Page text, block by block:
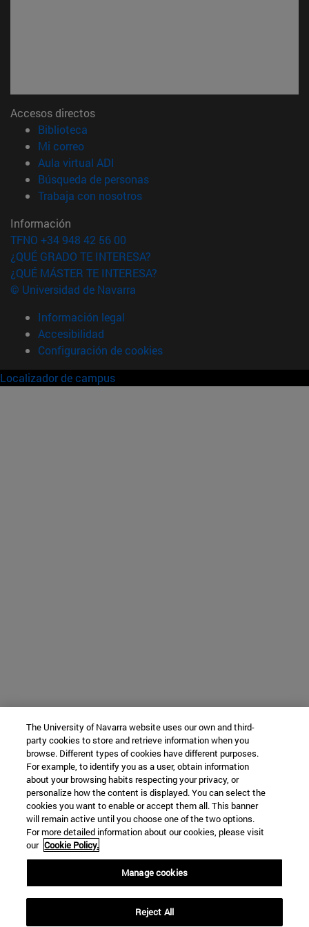
Accesos directos
Biblioteca
Mi correo(abre en nueva ventana)
Aula virtual ADI
Búsqueda de personas(abre en nueva ventana)
Trabaja con nosotros(abre en nueva ventana)
Información
TFNO +34 948 42 56 00
¿QUÉ GRADO TE INTERESA?
¿QUÉ MÁSTER TE INTERESA?
© Universidad de Navarra
Información legal
Accesibilidad
Configuración de cookies
Localizador de campus
The University of Navarra website uses our own and third-
party cookies to store and retrieve information when you
browse. Different types of cookies have different purposes.
For example, to identify you as a user, obtain information
about your browsing habits respecting your privacy, or
personalize how the content is displayed. You can select the
cookies you want to enable or accept them all. This banner
will remain active until you choose one of the two options.
For more detailed information about our cookies, please visit
our Cookie Policy.
Manage cookies
Reject All